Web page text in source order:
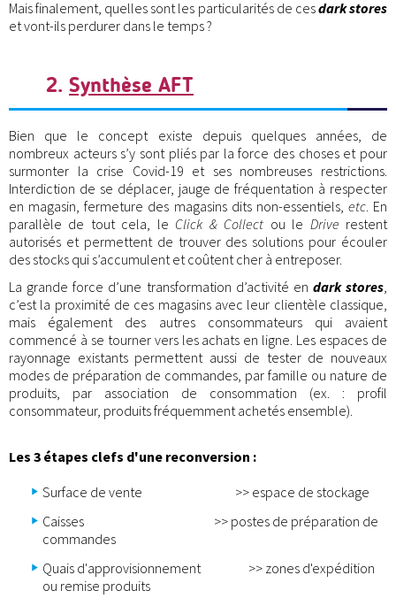
Mais finalement, quelles sont les particularités de cesdark stores
et vont-ils perdurer dans le temps ?
2. Synthèse AFT
Bien que le concept existe depuis quelques années, de
nombreux acteurs s’y sont pliés par la force des choses et pour
surmonter la crise Covid-19 et ses nombreuses restrictions.
Interdiction de se déplacer, jauge de fréquentation à respecter
en magasin, fermeture des magasins dits non-essentiels, etc. En
parallèle de tout cela, le Click & Collect ou le Drive restent
autorisés et permettent de trouver des solutions pour écouler
des stocks qui s’accumulent et coûtent cher à entreposer.
La grande force d’une transformation d’activité en dark stores,
c’est la proximité de ces magasins avec leur clientèle classique,
mais également des autres consommateurs qui avaient
commencé à se tourner vers les achats en ligne. Les espaces de
rayonnage existants permettent aussi de tester de nouveaux
modes de préparation de commandes, par famille ou nature de
produits, par association de consommation (ex. : profil
consommateur, produits fréquemment achetés ensemble).
Les 3 étapes clefs d'une reconversion :
Surface de vente >> espace de stockage
Caisses >> postes de préparation de
commandes
Quais d'approvisionnement >> zones d'expédition
ou remise produits